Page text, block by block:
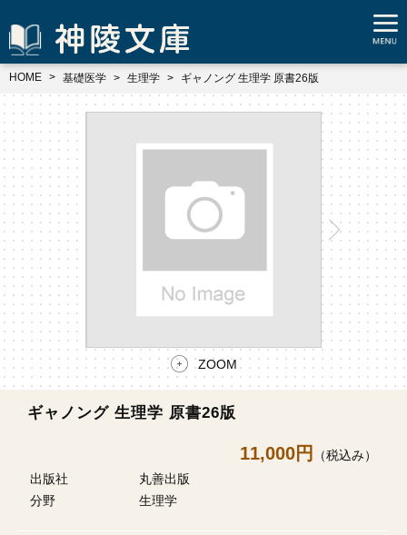
HOME 基礎医学 生理学 ギャノング 生理学 原書26版
ZOOM
ギャノング 生理学 原書26版
11,000円
（税込み）
出版社
丸善出版
分野
生理学